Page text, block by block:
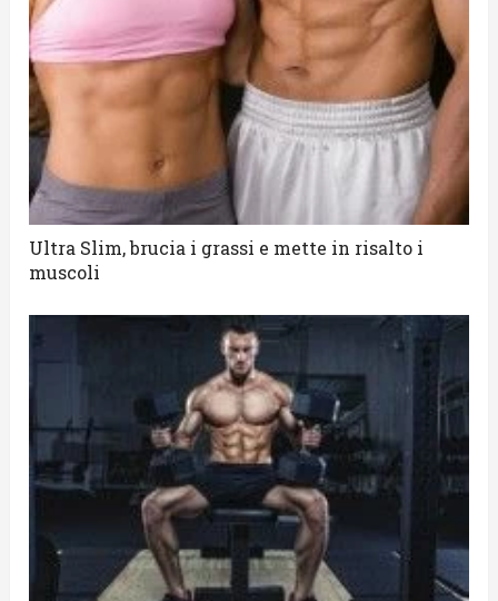
Ultra Slim, brucia i grassi e mette in risalto i
muscoli